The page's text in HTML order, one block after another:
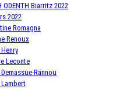
ODENTH Biarritz 2022
2022
Romagna
Renoux
Leconte
Rannou